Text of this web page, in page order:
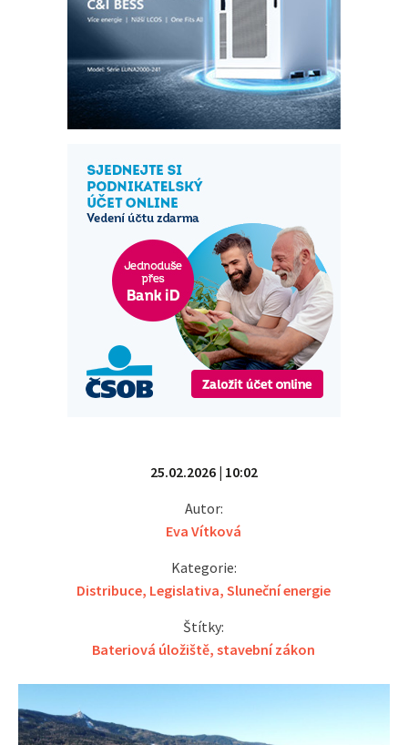
25.02.2026 | 10:02
Autor:
Eva Vítková
Kategorie:
Distribuce, Legislativa,Sluneční energie
Štítky:
Bateriová úložiště,stavební zákon